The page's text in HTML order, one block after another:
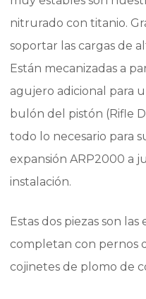
nitrurado con titanio.
soportar las cargas de
Están mecanizadas a
agujero adicional para
bulón del pistón (Rifle
todo lo necesario para
expansión ARP2000 a
instalación.
Estas dos piezas son
completan con pernos
cojinetes de plomo de